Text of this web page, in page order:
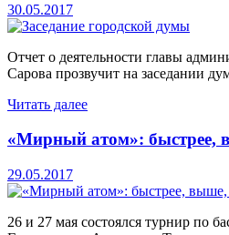
30.05.2017
Отчет о деятельности главы
Сарова прозвучит на заседании
Читать далее
«Мирный атом»: быстрее,
29.05.2017
26 и 27 мая состоялся турнир по